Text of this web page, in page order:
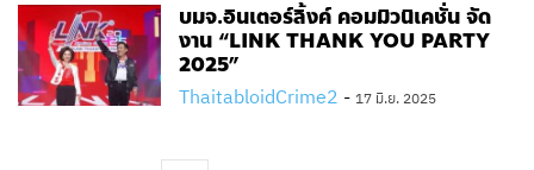
บมจ.อินเตอร์ลิ้งค์ คอมมิวนิเคชั่น จัด
งาน “LINK THANK YOU PARTY
2025”
ThaitabloidCrime2 - 17 มิ.ย. 2025